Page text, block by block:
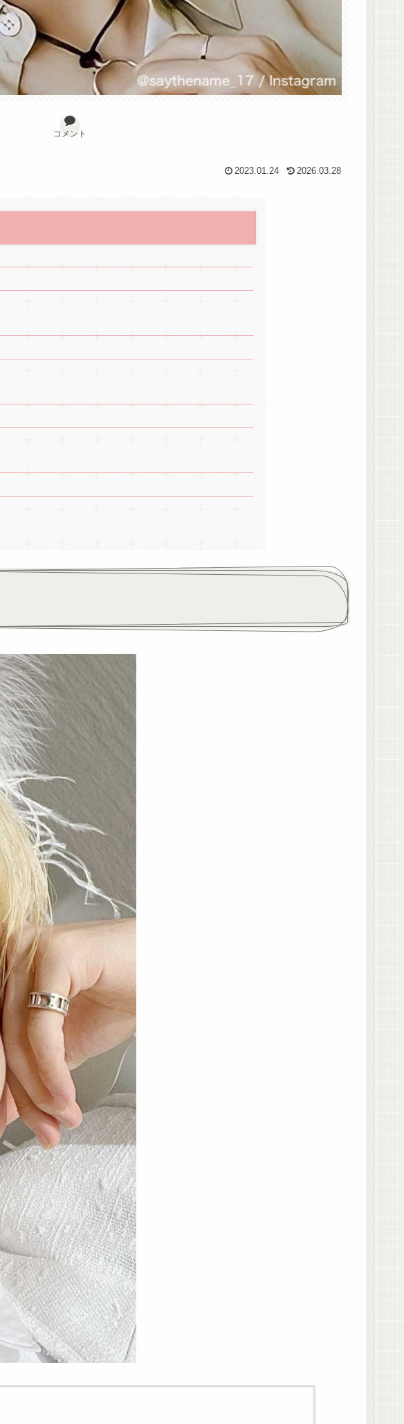
コメント
2023.01.24 2026.03.28